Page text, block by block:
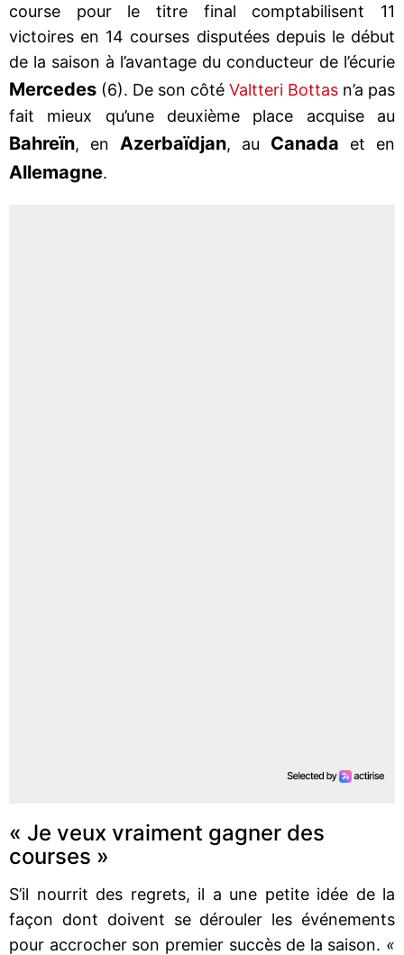
course pour le titre final comptabilisent 11
victoires en 14 courses disputées depuis le début
de la saison à l’avantage du conducteur de l’écurie
Mercedes (6). De son côté Valtteri Bottas n’a pas
fait mieux qu’une deuxième place acquise au
Bahreïn, en Azerbaïdjan, au Canada et en
Allemagne.
« Je veux vraiment gagner des
courses »
S’il nourrit des regrets, il a une petite idée de la
façon dont doivent se dérouler les événements
pour accrocher son premier succès de la saison. «